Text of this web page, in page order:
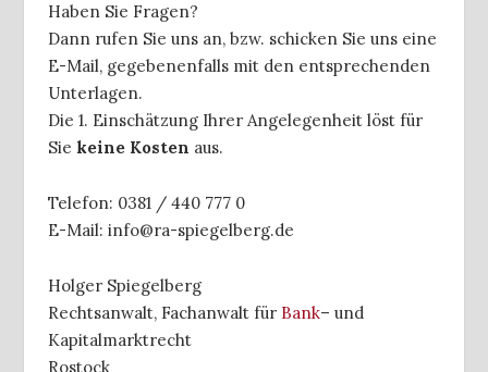
Haben Sie Fragen?
Dann rufen Sie uns an, bzw. schicken Sie uns eine
E-Mail, gegebenenfalls mit den entsprechenden
Unterlagen.
Die 1. Einschätzung Ihrer Angelegenheit löst für
Sie keine Kosten aus.
Telefon: 0381 / 440 777 0
E-Mail: info@ra-spiegelberg.de
Holger Spiegelberg
Rechtsanwalt, Fachanwalt für Bank– und
Kapitalmarktrecht
Rostock